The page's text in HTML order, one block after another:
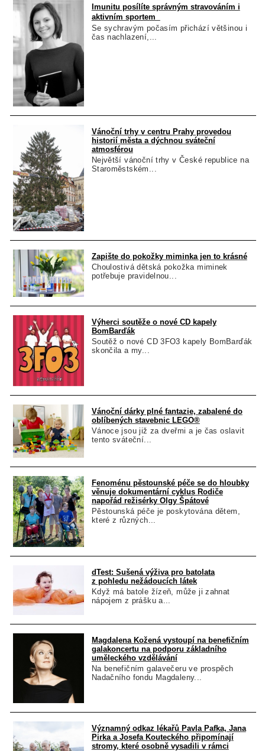
Imunitu posílíte správným stravováním i
aktivním sportem
Se sychravým počasím přichází většinou i
čas nachlazení,...
Vánoční trhy v centru Prahy provedou
historií města a dýchnou sváteční
atmosférou
Největší vánoční trhy v České republice na
Staroměstském...
Zapište do pokožky miminka jen to krásné
Choulostivá dětská pokožka miminek
potřebuje pravidelnou...
Výherci soutěže o nové CD kapely
BomBarďák
Soutěž o nové CD 3FO3 kapely BomBarďák
skončila a my...
Vánoční dárky plné fantazie, zabalené do
oblíbených stavebnic LEGO®
Vánoce jsou již za dveřmi a je čas oslavit
tento sváteční...
Fenoménu pěstounské péče se do hloubky
věnuje dokumentární cyklus Rodiče
napořád režisérky Olgy Špátové
Pěstounská péče je poskytována dětem,
které z různých...
dTest: Sušená výživa pro batolata
z pohledu nežádoucích látek
Když má batole žízeň, může ji zahnat
nápojem z prášku a...
Magdalena Kožená vystoupí na benefičním
galakoncertu na podporu základního
uměleckého vzdělávání
Na benefičním galavečeru ve prospěch
Nadačního fondu Magdaleny...
Významný odkaz lékařů Pavla Pafka, Jana
Pirka a Josefa Kouteckého připomínají
stromy, které osobně vysadili v rámci